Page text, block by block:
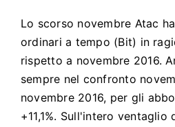
Lo scorso novembre Atac
ordinari a tempo (Bit) in
rispetto a novembre 2016.
sempre nel confronto
novembre 2016, per gli
+11,1%. Sull'intero